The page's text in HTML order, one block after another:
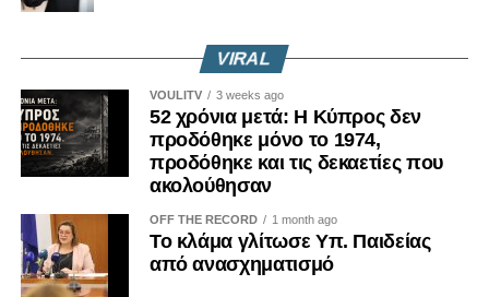
VIRAL
VOULITV 3 weeks ago
52 χρόνια μετά: Η Κύπρος δεν
προδόθηκε μόνο το 1974,
προδόθηκε και τις δεκαετίες που
ακολούθησαν
OFF THE RECORD 1 month ago
Το κλάμα γλίτωσε Υπ. Παιδείας
από ανασχηματισμό